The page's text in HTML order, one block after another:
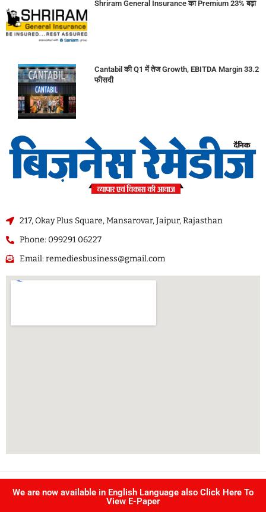
Shriram General Insurance का Premium 23% बढ़ा
Cantabil की Q1 में तेज Growth, EBITDA Margin 33.2
फीसदी
217, Okay Plus Square, Mansarovar, Jaipur, Rajasthan
Phone: 099291 06227
Email: remediesbusiness@gmail.com
We are now available in English Language also Click Here To
View E-Paper
Copyright @ Singhvi publication Pvt Ltd. | All right reserved –
Developed byIJS INFOTECH